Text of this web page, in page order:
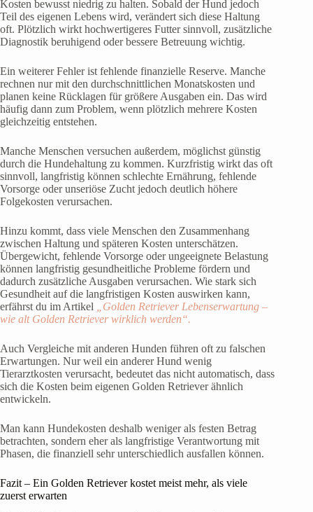
Kosten bewusst niedrig zu halten. Sobald der Hund jedoch
Teil des eigenen Lebens wird, verändert sich diese Haltung
oft. Plötzlich wirkt hochwertigeres Futter sinnvoll, zusätzliche
Diagnostik beruhigend oder bessere Betreuung wichtig.
Ein weiterer Fehler ist fehlende finanzielle Reserve. Manche
rechnen nur mit den durchschnittlichen Monatskosten und
planen keine Rücklagen für größere Ausgaben ein. Das wird
häufig dann zum Problem, wenn plötzlich mehrere Kosten
gleichzeitig entstehen.
Manche Menschen versuchen außerdem, möglichst günstig
durch die Hundehaltung zu kommen. Kurzfristig wirkt das oft
sinnvoll, langfristig können schlechte Ernährung, fehlende
Vorsorge oder unseriöse Zucht jedoch deutlich höhere
Folgekosten verursachen.
Hinzu kommt, dass viele Menschen den Zusammenhang
zwischen Haltung und späteren Kosten unterschätzen.
Übergewicht, fehlende Vorsorge oder ungeeignete Belastung
können langfristig gesundheitliche Probleme fördern und
dadurch zusätzliche Ausgaben verursachen. Wie stark sich
Gesundheit auf die langfristigen Kosten auswirken kann,
erfährst du im Artikel
„Golden Retriever Lebenserwartung –
wie alt Golden Retriever wirklich werden“.
Auch Vergleiche mit anderen Hunden führen oft zu falschen
Erwartungen. Nur weil ein anderer Hund wenig
Tierarztkosten verursacht, bedeutet das nicht automatisch, dass
sich die Kosten beim eigenen Golden Retriever ähnlich
entwickeln.
Man kann Hundekosten deshalb weniger als festen Betrag
betrachten, sondern eher als langfristige Verantwortung mit
Phasen, die finanziell sehr unterschiedlich ausfallen können.
Fazit – Ein Golden Retriever kostet meist mehr, als viele
zuerst erwarten